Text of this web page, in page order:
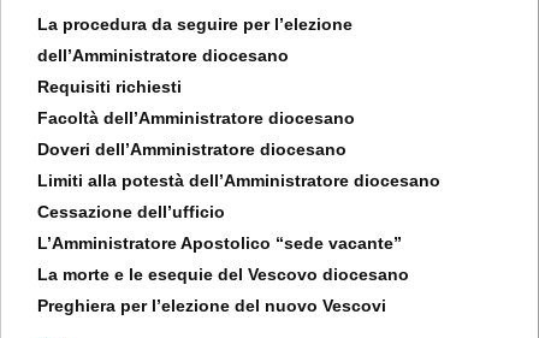
La procedura da seguire per l’elezione
dell’Amministratore diocesano
Requisiti richiesti
Facoltà dell’Amministratore diocesano
Doveri dell’Amministratore diocesano
Limiti alla potestà dell’Amministratore diocesano
Cessazione dell’ufficio
L’Amministratore Apostolico “sede vacante”
La morte e le esequie del Vescovo diocesano
Preghiera per l’elezione del nuovo Vescovi